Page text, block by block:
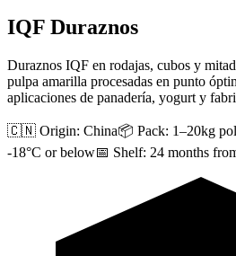
IQF Duraznos
Duraznos IQF en rodajas, cubos y
pulpa amarilla procesadas en punto
aplicaciones de panadería, yogurt y
🇨🇳 Origin: China📦 Pack: 1–20kg
-18°C or below📅 Shelf: 24 months